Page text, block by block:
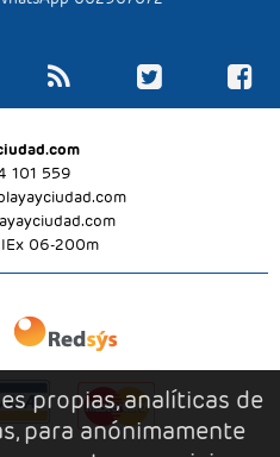
101 559
06-200m
propias, analíticas de
para anónimamente